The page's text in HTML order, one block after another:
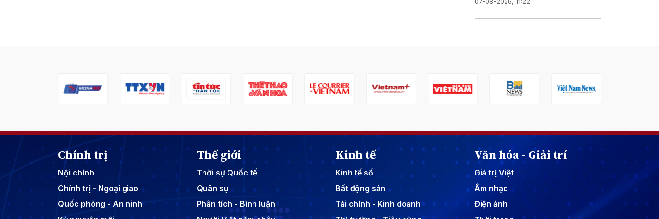
Chính trị
Nội chính
Chính trị - Ngoại giao
Quốc phòng - An ninh
Thế giới
Thời sự Quốc tế
Quân sự
Phân tích - Bình luận
Kinh tế
Kinh tế số
Bất động sản
Tài chính - Kinh doanh
Văn hóa - Giải trí
Giá trị Việt
Âm nhạc
Điện ảnh